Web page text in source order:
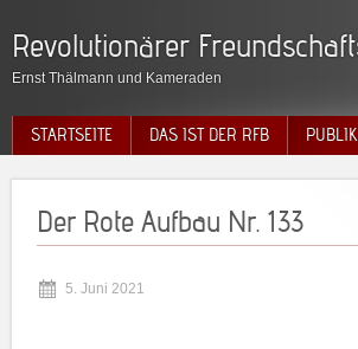
Revolutionärer
Ernst Thälmann und Kameraden
STARTSEITE DAS IST DER RFB
Der Rote Aufbau Nr. 133
5. Juni 2021